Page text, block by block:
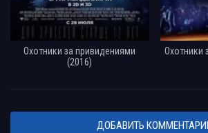
Охотники за привидениями
(2016)
Охотники
ДОБАВИТЬ